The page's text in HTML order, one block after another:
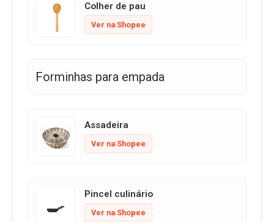
Colher de pau
Ver na Shopee
Forminhas para empada
Assadeira
Ver na Shopee
🍳 Pincel culinário
Ver na Shopee